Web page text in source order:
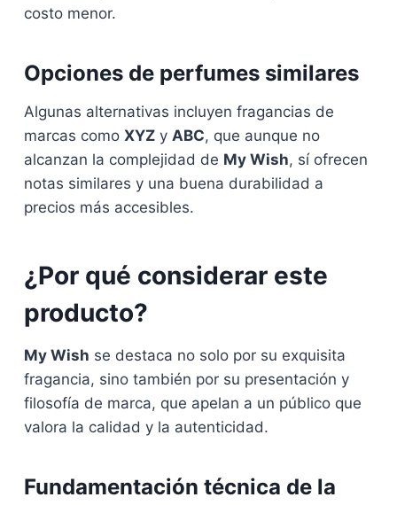
costo menor.
Opciones de perfumes similares
Algunas alternativas incluyen fragancias de
marcas como XYZ y ABC, que aunque no
alcanzan la complejidad de My Wish, sí ofrecen
notas similares y una buena durabilidad a
precios más accesibles.
¿Por qué considerar este
producto?
My Wish se destaca no solo por su exquisita
fragancia, sino también por su presentación y
filosofía de marca, que apelan a un público que
valora la calidad y la autenticidad.
Fundamentación técnica de la